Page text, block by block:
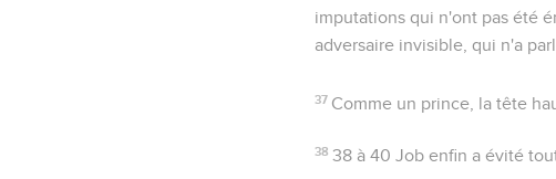
imputations qui n'ont pas été
adversaire invisible, qui n'a
37 Comme un prince , la tête
38 38 à 40 Job enfin a évité